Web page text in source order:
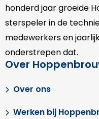
honderd jaar groeide
sterspeler in de
medewerkers en
onderstrepen dat.
Over
Over ons
Werken bij